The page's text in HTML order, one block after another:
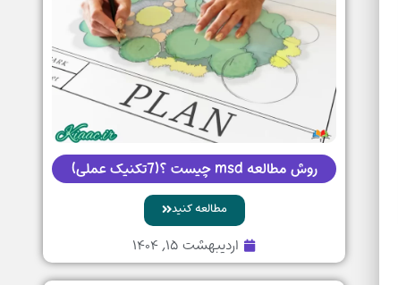
روش مطالعه msd چیست ؟(7تکنیک عملی)
مطالعه کنید
اردیبهشت ۱۵, ۱۴۰۴